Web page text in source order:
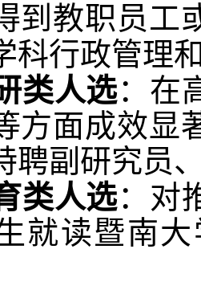
到教职员工
科行政管理
类人选：在
方面成效显
聘副研究员
类人选：对
就读暨南